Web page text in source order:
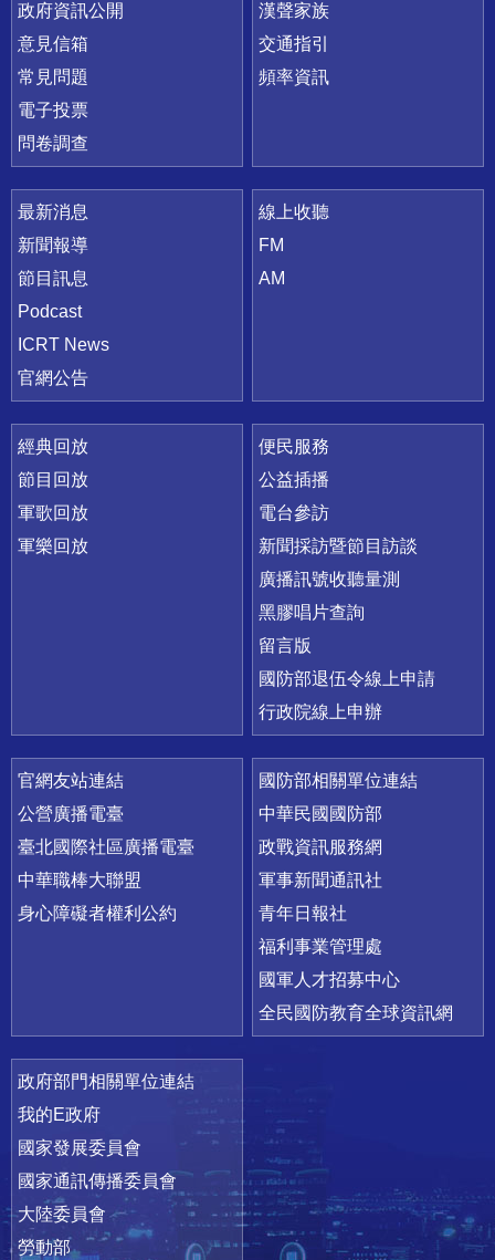
政府資訊公開
意見信箱
常見問題
電子投票
問卷調查
漢聲家族
交通指引
頻率資訊
最新消息
新聞報導
節目訊息
Podcast
ICRT News
官網公告
線上收聽
FM
AM
經典回放
節目回放
軍歌回放
軍樂回放
便民服務
公益插播
電台參訪
新聞採訪暨節目訪談
廣播訊號收聽量測
黑膠唱片查詢
留言版
國防部退伍令線上申請
行政院線上申辦
官網友站連結
公營廣播電臺
臺北國際社區廣播電臺
中華職棒大聯盟
身心障礙者權利公約
國防部相關單位連結
中華民國國防部
政戰資訊服務網
軍事新聞通訊社
青年日報社
福利事業管理處
國軍人才招募中心
全民國防教育全球資訊網
政府部門相關單位連結
我的E政府
國家發展委員會
國家通訊傳播委員會
大陸委員會
勞動部